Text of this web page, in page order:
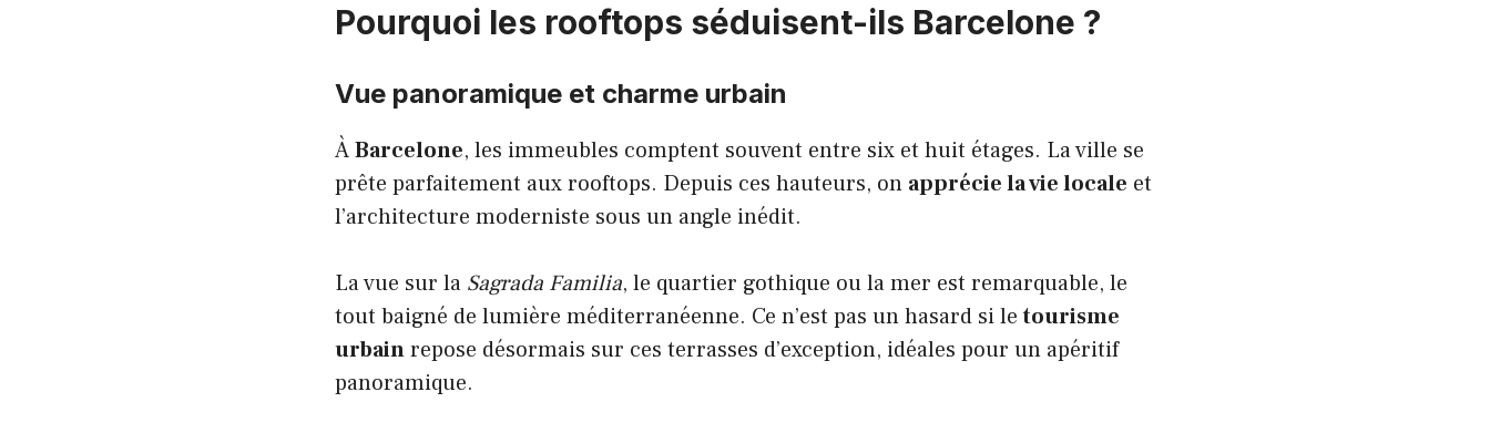
Pourquoi les rooftops séduisent-ils Barcelone ?
Vue panoramique et charme urbain
ÀBarcelone, les immeubles comptent souvent entre six et huit étages. La ville se
prête parfaitement aux rooftops. Depuis ces hauteurs, on apprécie la vie locale et
l’architecture moderniste sous un angle inédit.
La vue sur la Sagrada Familia, le quartier gothique ou la mer est remarquable, le
tout baigné de lumière méditerranéenne. Ce n’est pas un hasard si letourisme
urbainrepose désormais sur ces terrasses d’exception, idéales pour un apéritif
panoramique.